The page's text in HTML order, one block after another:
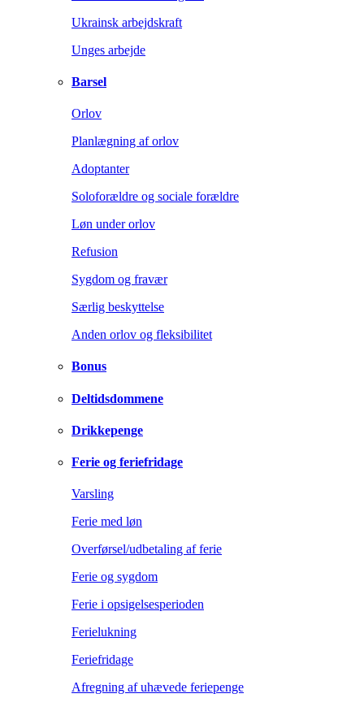
Ukrainsk arbejdskraft
Unges arbejde
Barsel
Orlov
Planlægning af orlov
Adoptanter
Soloforældre og sociale forældre
Løn under orlov
Refusion
Sygdom og fravær
Særlig beskyttelse
Anden orlov og fleksibilitet
Bonus
Deltidsdommene
Drikkepenge
Ferie og feriefridage
Varsling
Ferie med løn
Overførsel/udbetaling af ferie
Ferie og sygdom
Ferie i opsigelsesperioden
Ferielukning
Feriefridage
Afregning af uhævede feriepenge